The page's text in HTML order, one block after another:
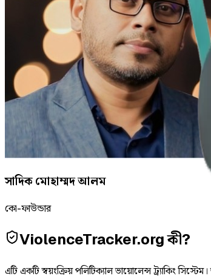
সাদিক মোহাম্মদ আলম
কো-ফাউন্ডার
ViolenceTracker.org কী?
এটি একটি স্বয়ংক্রিয় পলিটিক্যাল ভায়োলেন্স ট্র্যাকিং